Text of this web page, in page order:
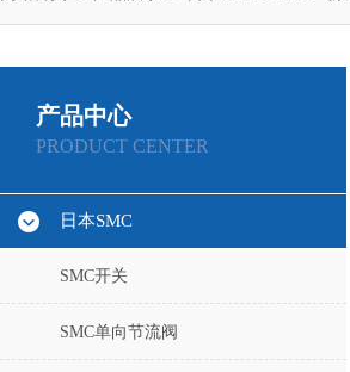
产品中心
PRODUCT CENTER
日本SMC
SMC开关
SMC单向节流阀